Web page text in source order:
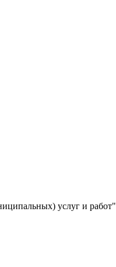
услуг и работ"